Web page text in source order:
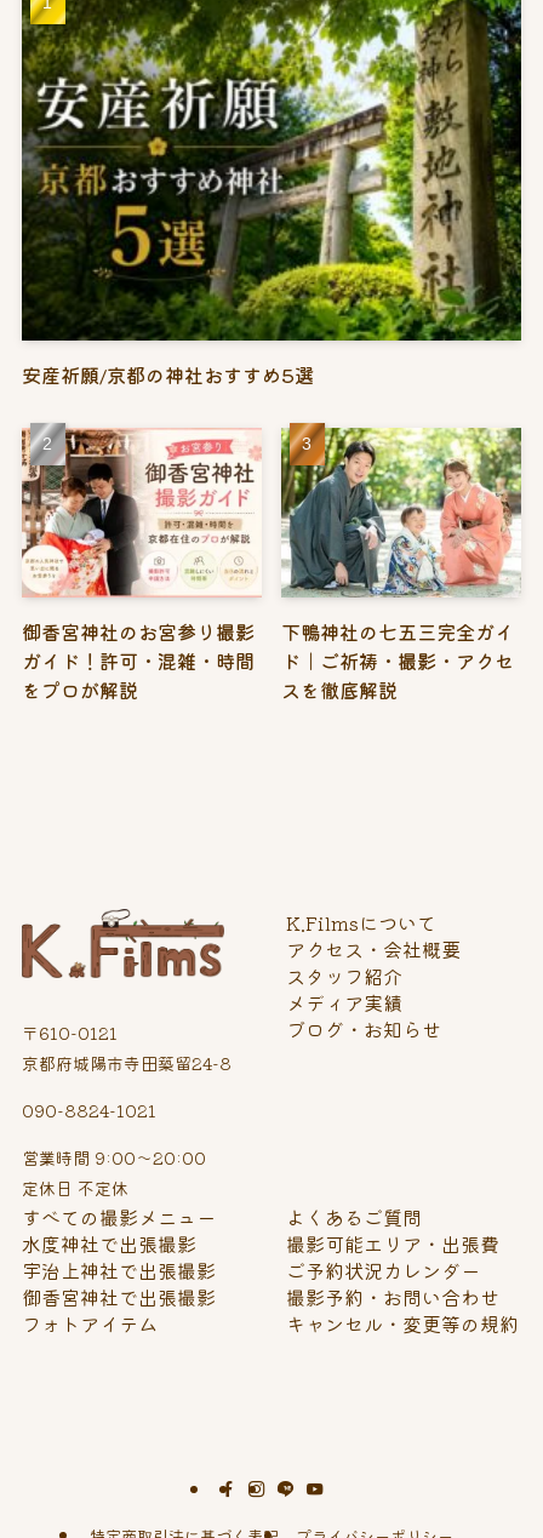
安産祈願/京都の神社おすすめ5選
御香宮神社のお宮参り撮影
ガイド！許可・混雑・時間
をプロが解説
下鴨神社の七五三完全ガイ
ド｜ご祈祷・撮影・アクセ
スを徹底解説
〒610-0121
京都府城陽市寺田築留24-8
090-8824-1021
営業時間 9:00～20:00
定休日 不定休
K.Filmsについて
アクセス・会社概要
スタッフ紹介
メディア実績
ブログ・お知らせ
すべての撮影メニュー
水度神社で出張撮影
宇治上神社で出張撮影
御香宮神社で出張撮影
フォトアイテム
よくあるご質問
撮影可能エリア・出張費
ご予約状況カレンダー
撮影予約・お問い合わせ
キャンセル・変更等の規約